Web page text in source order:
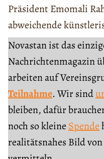
Präsident Emomali
abweichende
Novastan ist das
Nachrichtenmagazin
arbeiten auf
Teilnahme. Wir sind
bleiben, dafür
noch so kleine Spende
realitätsnahes Bild